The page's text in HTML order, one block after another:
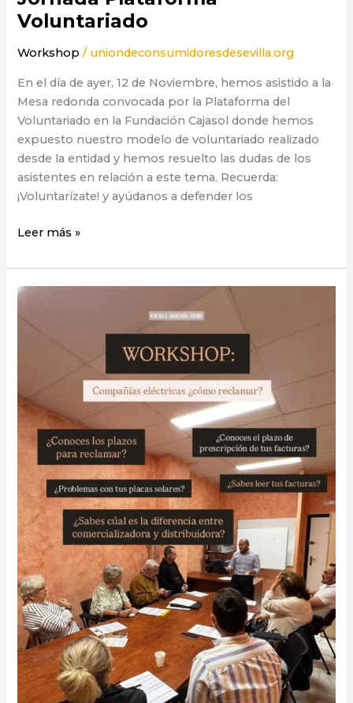
Voluntariado
Workshop / uniondeconsumidoresdesevilla.org
En el día de ayer, 12 de Noviembre, hemos asistido a la
Mesa redonda convocada por la Plataforma del
Voluntariado en la Fundación Cajasol donde hemos
expuesto nuestro modelo de voluntariado realizado
desde la entidad y hemos resuelto las dudas de los
asistentes en relación a este tema. Recuerda:
¡Voluntarízate! y ayúdanos a defender los
Leer más »
Compañías
Eléctricas.
reclamar?